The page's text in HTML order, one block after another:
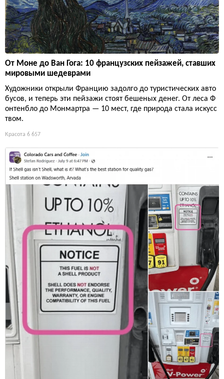
От Моне до Ван Гога: 10 французских пейзажей, ставших
мировыми шедеврами
Художники открыли Францию задолго до туристических авто
бусов, и теперь эти пейзажи стоят бешеных денег. От леса Ф
онтенбло до Монмартра — 10 мест, где природа стала искусс
твом.
Красота 6 657